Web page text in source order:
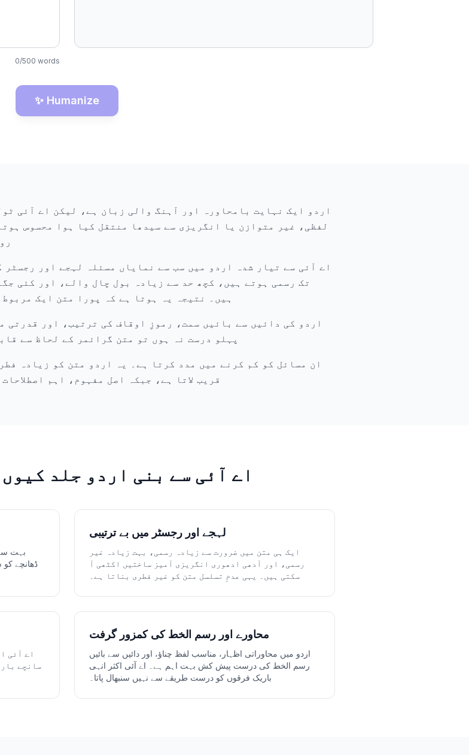
0/500 words
✨ Humanize
اردو ایک نہایت بامحاورہ اور آہنگ والی زبان ہے، لیکن اے آئی
لفظی، غیر متوازن یا انگریزی سے سیدھا منتقل کیا ہوا محسوس
اے آئی سے تیار شدہ اردو میں سب سے نمایاں مسئلہ لہجے اور
تک رسمی ہوتے ہیں، کچھ حد سے زیادہ بول چال والے، اور کئی
ہیں۔ نتیجہ یہ ہوتا ہے کہ پورا متن ایک
اردو کی دائیں سے بائیں سمت، رموزِ اوقاف کی ترتیب، اور قدرتی
پہلو درست نہ ہوں تو متن گرائمر کے لحاظ سے
قریب لاتا ہے، جبکہ اصل مفہوم، اہم
اے آئی سے بنی اردو جلد
بہت سے
ڈھانچے کو
لہجے اور رجسٹر میں بے ترتیبی
ایک ہی متن میں ضرورت سے زیادہ رسمی، بہت زیادہ غیر
رسمی، اور آدھی ادھوری انگریزی آمیز ساختیں اکٹھی آ
سکتی ہیں۔ یہی عدمِ تسلسل متن کو غیر فطری بناتا ہے۔
اے آئی
سانچے
محاورے اور رسم الخط کی کمزور گرفت
اردو میں محاوراتی اظہار، مناسب لفظ چناؤ، اور دائیں سے بائیں
رسم الخط کی درست پیش کش بہت اہم ہے۔ اے آئی اکثر انہی
باریک فرقوں کو درست طریقے سے نہیں سنبھال پاتا۔